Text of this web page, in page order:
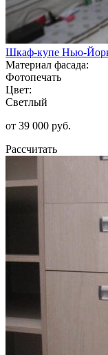
Шкаф-купе Нью-
Материал фасада:
Фотопечать
Цвет:
Светлый
от 39 000 руб.
Рассчитать